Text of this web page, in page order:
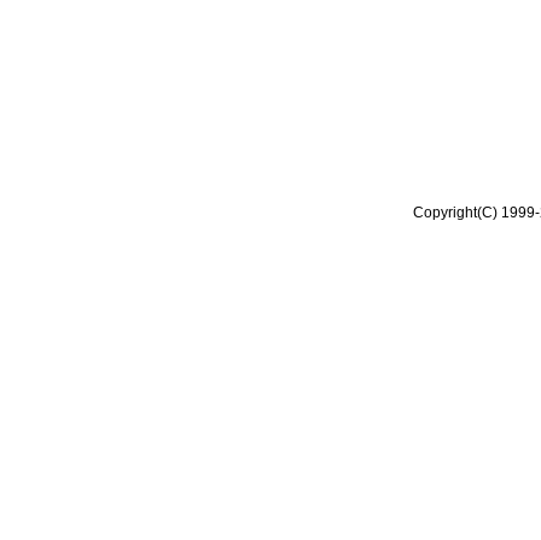
Copyright(C)